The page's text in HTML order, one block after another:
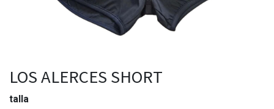
LOS ALERCES SHORT
talla